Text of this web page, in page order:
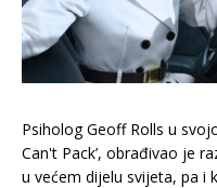
Psiholog Geoff Rolls u
Can't Pack’, obrađivao je
u većem dijelu svijeta, pa i